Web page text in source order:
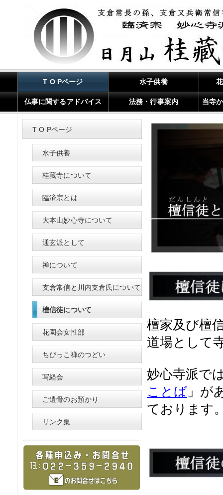
T O Pページ 水子供養
仏事に関するアドバイス 法務・行事案内 当寺
檀家及び檀
道場として
妙心寺派で
ことば 」 が
ております
T O Pページ
水子供養
桂藏寺について
臨済宗とは
大本山妙心寺について
通玄派として
禅について
支倉常信と川内支倉氏について
檀信徒について
花園会女性部
ちびっこ禅のつどい
写経会
ご遺骨のお預かり
リンク集